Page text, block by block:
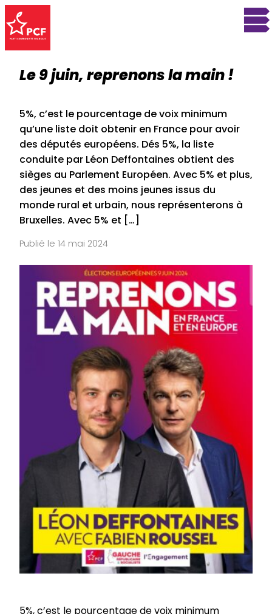
Le 9 juin, reprenons la main !
5%, c’est le pourcentage de voix minimum
qu’une liste doit obtenir en France pour avoir
des députés européens. Dés 5%, la liste
conduite par Léon Deffontaines obtient des
sièges au Parlement Européen. Avec 5% et plus,
des jeunes et des moins jeunes issus du
monde rural et urbain, nous représenterons à
Bruxelles. Avec 5% et […]
Publié le 14 mai 2024
5%, c’est le pourcentage de voix minimum